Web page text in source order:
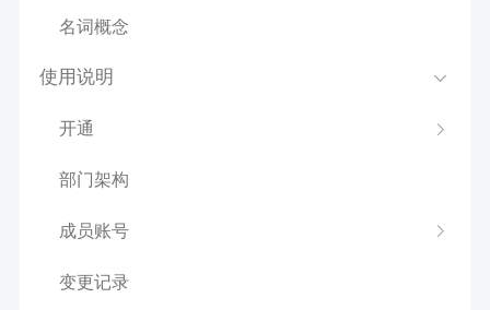
名词概念
使用说明
开通
部门架构
成员账号
变更记录